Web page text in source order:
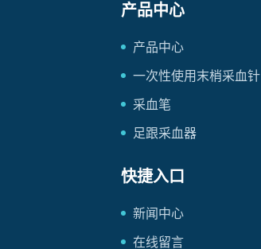
产品中心
产品中心
一次性使用末梢采血针
采血笔
足跟采血器
快捷入口
新闻中心
在线留言